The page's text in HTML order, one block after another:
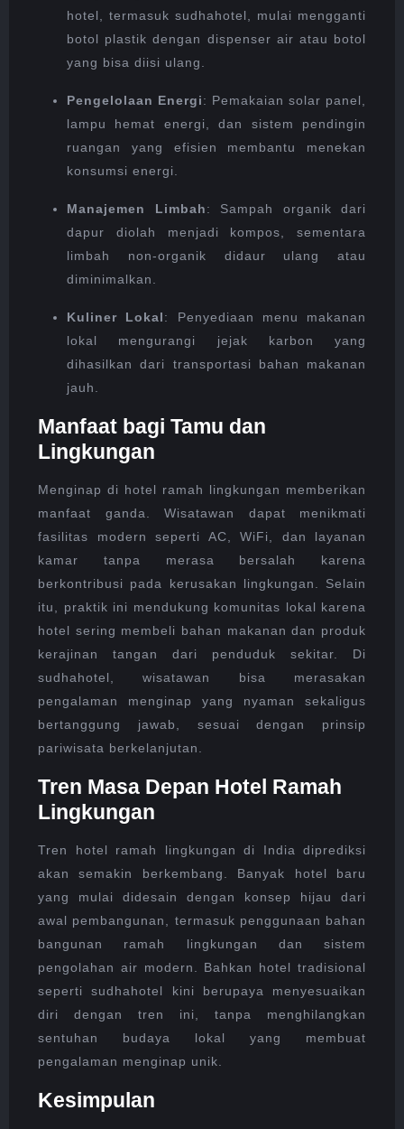
hotel, termasuk sudhahotel, mulai mengganti
botol plastik dengan dispenser air atau botol
yang bisa diisi ulang.
Pengelolaan Energi: Pemakaian solar panel,
lampu hemat energi, dan sistem pendingin
ruangan yang efisien membantu menekan
konsumsi energi.
Manajemen Limbah: Sampah organik dari
dapur diolah menjadi kompos, sementara
limbah non-organik didaur ulang atau
diminimalkan.
Kuliner Lokal: Penyediaan menu makanan
lokal mengurangi jejak karbon yang
dihasilkan dari transportasi bahan makanan
jauh.
Manfaat bagi Tamu dan
Lingkungan
Menginap di hotel ramah lingkungan memberikan
manfaat ganda. Wisatawan dapat menikmati
fasilitas modern seperti AC, WiFi, dan layanan
kamar tanpa merasa bersalah karena
berkontribusi pada kerusakan lingkungan. Selain
itu, praktik ini mendukung komunitas lokal karena
hotel sering membeli bahan makanan dan produk
kerajinan tangan dari penduduk sekitar. Di
sudhahotel, wisatawan bisa merasakan
pengalaman menginap yang nyaman sekaligus
bertanggung jawab, sesuai dengan prinsip
pariwisata berkelanjutan.
Tren Masa Depan Hotel Ramah
Lingkungan
Tren hotel ramah lingkungan di India diprediksi
akan semakin berkembang. Banyak hotel baru
yang mulai didesain dengan konsep hijau dari
awal pembangunan, termasuk penggunaan bahan
bangunan ramah lingkungan dan sistem
pengolahan air modern. Bahkan hotel tradisional
seperti sudhahotel kini berupaya menyesuaikan
diri dengan tren ini, tanpa menghilangkan
sentuhan budaya lokal yang membuat
pengalaman menginap unik.
Kesimpulan